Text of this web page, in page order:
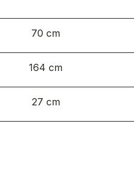
70 cm
164 cm
27 cm